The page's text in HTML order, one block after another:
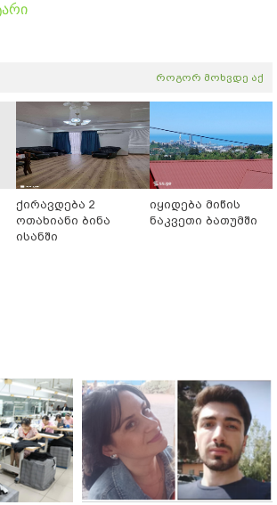
როგორ მოხვდე აქ
ქირავდება 2
ოთახიანი ბინა
ისანში
იყიდება მიწის
ნაკვეთი ბათუმში